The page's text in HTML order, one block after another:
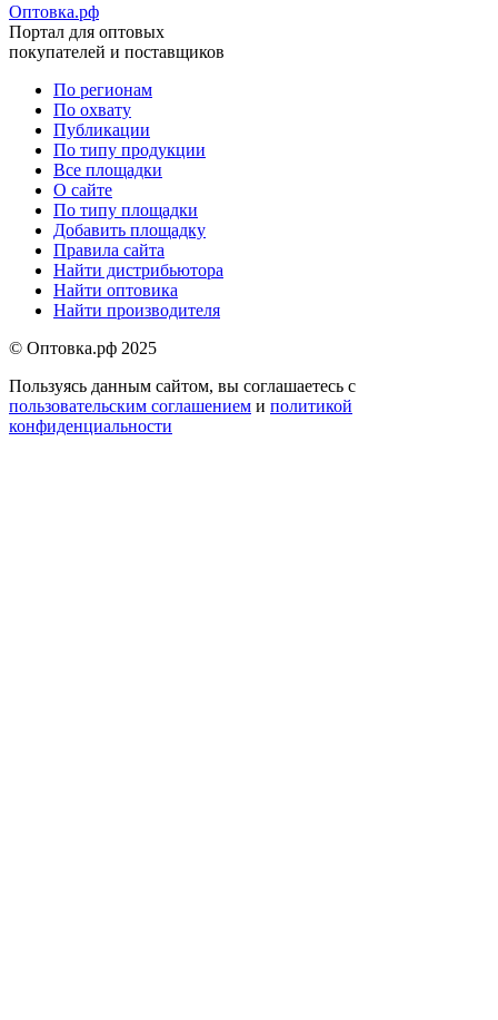
Оптовка.рф
Портал для оптовых
покупателей и поставщиков
Меню
подвале
По регионам
По охвату
Публикации
По типу продукции
Все площадки
О сайте
По типу площадки
Добавить площадку
Правила сайта
Найти дистрибьютора
Найти оптовика
Найти производителя
© Оптовка.рф 2025
Пользуясь данным сайтом, вы соглашаетесь с
пользовательским соглашением и политикой
конфиденциальности